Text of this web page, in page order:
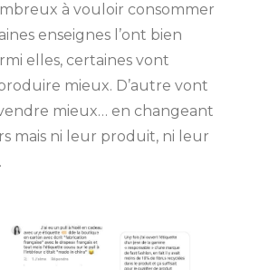
à vouloir consommer
enseignes l’ont bien
elles, certaines vont
mieux. D’autre vont
mieux… en changeant
mais ni leur produit, ni leur